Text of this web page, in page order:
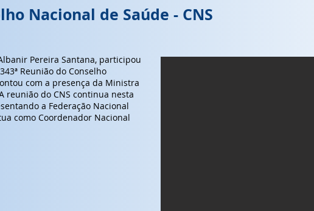
Nacional de Saúde - CNS
Pereira Santana, participou
Reunião do Conselho
com a presença da Ministra
reunião do CNS continua nesta
a Federação Nacional
como Coordenador Nacional